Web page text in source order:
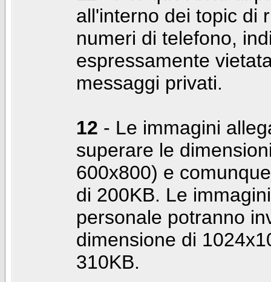
all'interno dei topic di
numeri di telefono,
espressamente
messaggi privati.
12 - Le immagini
superare le
600x800) e
di 200KB. Le
personale potranno
dimensione di
310KB.